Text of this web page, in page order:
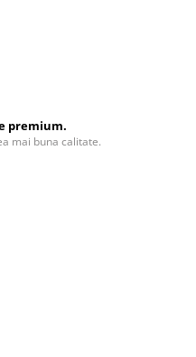
premium.
mai buna calitate.